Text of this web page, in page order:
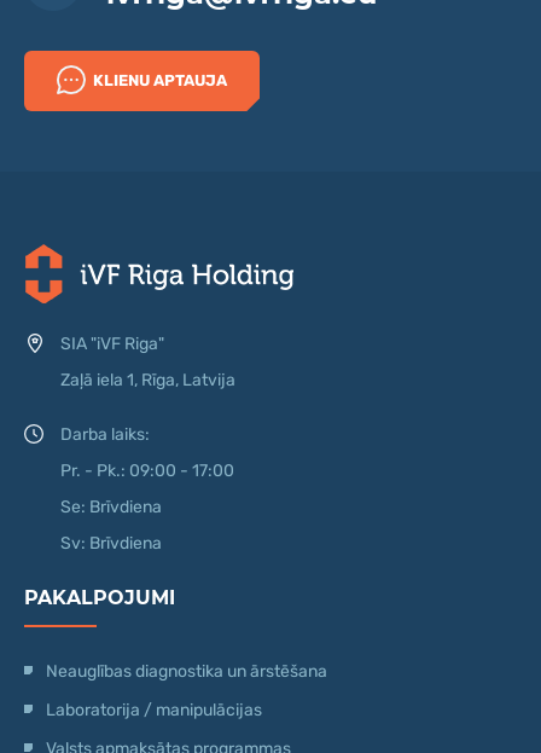
KLIENU APTAUJA
SIA "iVF Riga"
Zaļā iela 1, Rīga, Latvija
Darba laiks:
Pr. - Pk.: 09:00 - 17:00
Se: Brīvdiena
Sv: Brīvdiena
PAKALPOJUMI
Neauglības diagnostika un ārstēšana
Laboratorija / manipulācijas
Valsts apmaksātas programmas